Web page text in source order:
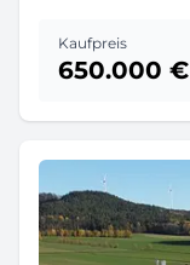
Kaufpreis
650.000 €